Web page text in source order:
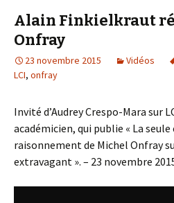
Alain Finkielkraut
Onfray
23 novembre 2015 Vidéos
LCI, onfray
Invité d’Audrey Crespo-Mara sur
académicien, qui publie « La
raisonnement de Michel Onfray
extravagant ». – 23 novembre